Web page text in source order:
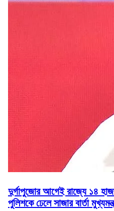
দুর্গাপুজোর আগেই রাজ্যে ১৪
পুলিশকে ঢেলে সাজার বার্তা